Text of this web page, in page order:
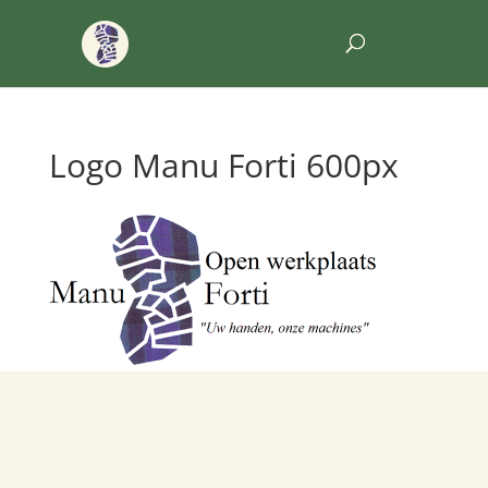
Logo Manu Forti 600px